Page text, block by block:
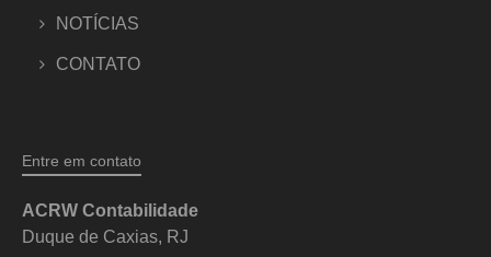
NOTÍCIAS
CONTATO
Entre em contato
ACRW Contabilidade
Duque de Caxias, RJ